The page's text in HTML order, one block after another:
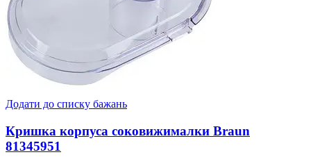
Додати до списку бажань
Кришка корпуса соковижималки Braun
81345951